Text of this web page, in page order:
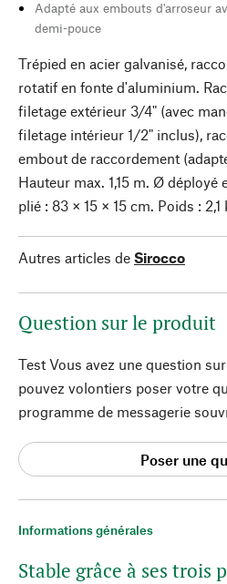
Informations générales
Stable grâce à ses trois
Adapté aux embouts d'arroseur
demi-pouce
Trépied en acier galvanisé,
rotatif en fonte d'aluminium.
filetage extérieur 3/4" (avec
filetage intérieur 1/2" inclus),
embout de raccordement
Hauteur max. 1,15 m. Ø
plié : 83 × 15 × 15 cm. Poids : 2,1
Autres articles de Sirocco
Question sur le produit
Test Vous avez une question
pouvez volontiers poser votre
programme de messagerie
Poser une